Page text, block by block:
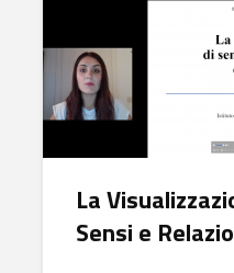
La
Sensi e